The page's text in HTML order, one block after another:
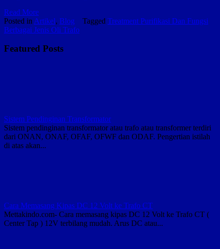
Read MoreTreatment
Purifikasi
Dan
Berbagai
Posted in Artikel, Blog Tagged Treatment Purifikasi Dan Fungsi
Berbagai Jenis Oli Trafo
Featured Posts
Sistem Pendinginan Transformator
Sistem pendinginan transformator atau trafo atau transformer terdiri
dari ONAN, ONAF, OFAF, OFWF dan ODAF. Pengertian istilah
di atas akan...
Cara Memasang Kipas DC 12 Volt ke Trafo CT
Mettakindo.com- Cara memasang kipas DC 12 Volt ke Trafo CT (
Center Tap ) 12V terbilang mudah. Arus DC atau...